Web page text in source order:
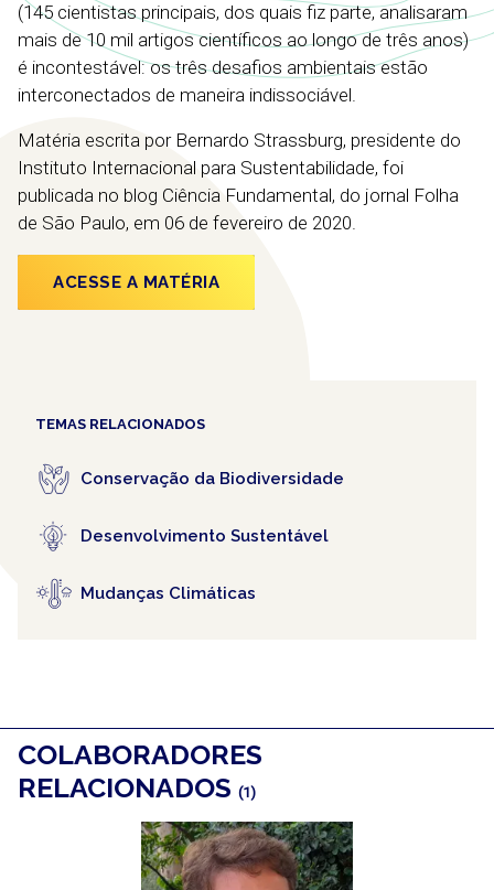
(145 cientistas principais, dos quais fiz parte, analisaram
mais de 10 mil artigos científicos ao longo de três anos)
é incontestável: os três desafios ambientais estão
interconectados de maneira indissociável.
Matéria escrita por Bernardo Strassburg, presidente do
Instituto Internacional para Sustentabilidade, foi
publicada no blog Ciência Fundamental, do jornal Folha
de São Paulo, em 06 de fevereiro de 2020.
ACESSE A MATÉRIA
TEMAS RELACIONADOS
Conservação da Biodiversidade
Desenvolvimento Sustentável
Mudanças Climáticas
COLABORADORES
RELACIONADOS (1)